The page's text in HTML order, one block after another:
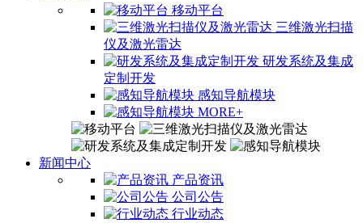
移动平台
三维激光扫描
仪及激光雷达
研发系统及集成
定制开发
感知导航模块
MORE+
新闻中心
产品资讯
公司公告
行业动态